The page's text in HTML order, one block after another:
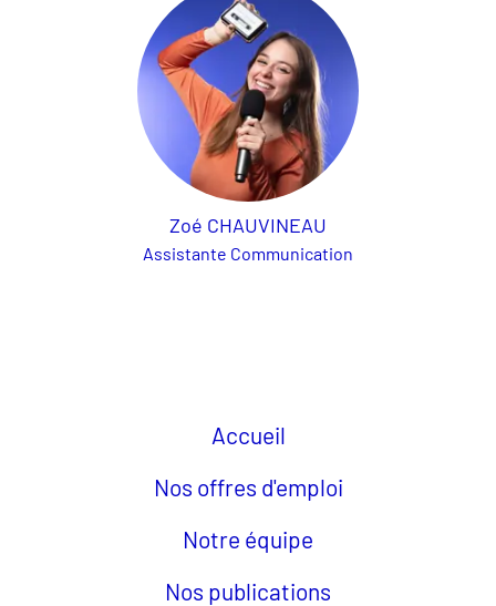
Zoé CHAUVINEAU
Assistante Communication
Accueil
Nos offres d'emploi
Notre équipe
Nos publications